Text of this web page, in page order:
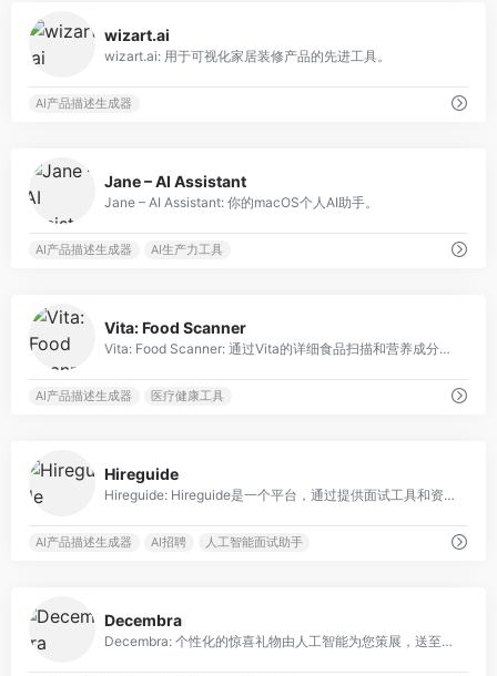
wizart.ai
wizart.ai: 用于可视化家居装修产品的先进工具。
AI产品描述生成器
Jane – AI Assistant
Jane – AI Assistant: 你的macOS个人AI助手。
AI产品描述生成器 AI生产力工具
Vita: Food Scanner
Vita: Food Scanner: 通过Vita的详细食品扫描和营养成分分析，做出更健康的选择。
AI产品描述生成器 医疗健康工具
Hireguide
Hireguide: Hireguide是一个平台，通过提供面试工具和资源，帮助招聘团队选择合适的候选人。
AI产品描述生成器 AI招聘 人工智能面试助手
Decembra
Decembra: 个性化的惊喜礼物由人工智能为您策展，送至您家门口。